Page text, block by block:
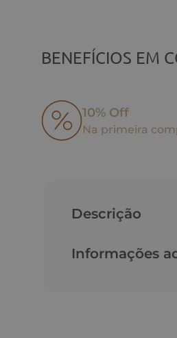
BENEFÍCIOS EM
10% Off
Na primeira
Descrição
Informações